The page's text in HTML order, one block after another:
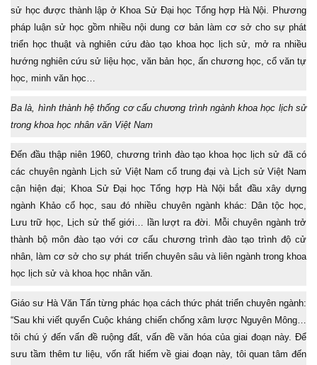
sử học được thành lập ở Khoa Sử Đại học Tổng hợp Hà Nội. Phương
pháp luận sử học gồm nhiều nội dung cơ bản làm cơ sở cho sự phát
triển học thuật và nghiên cứu đào tạo khoa học lịch sử, mở ra nhiều
hướng nghiên cứu sử liệu học, văn bản học, ấn chương học, cổ văn tự
học, minh văn học…
Ba là, hình thành hệ thống cơ cấu chương trình ngành khoa học lịch sử
trong khoa học nhân văn Việt Nam
Đến đầu thập niên 1960, chương trình đào tạo khoa học lịch sử đã có
các chuyên ngành Lịch sử Việt Nam cổ trung đại và Lịch sử Việt Nam
cận hiện đại; Khoa Sử Đại học Tổng hợp Hà Nội bắt đầu xây dựng
ngành Khảo cổ học, sau đó nhiều chuyên ngành khác: Dân tộc học,
Lưu trữ học, Lịch sử thế giới… lần lượt ra đời. Mỗi chuyên ngành trở
thành bộ môn đào tạo với cơ cấu chương trình đào tạo trình độ cử
nhân, làm cơ sở cho sự phát triển chuyên sâu và liên ngành trong khoa
học lịch sử và khoa học nhân văn.
Giáo sư Hà Văn Tấn từng phác họa cách thức phát triển chuyên ngành:
“Sau khi viết quyển Cuộc kháng chiến chống xâm lược Nguyên Mông…
tôi chú ý đến vấn đề ruộng đất, vấn đề văn hóa của giai đoạn này. Để
sưu tầm thêm tư liệu, vốn rất hiếm về giai đoạn này, tôi quan tâm đến